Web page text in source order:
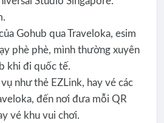
Gohub qua Traveloka, esim
phè phè, mình thường xuyên
khi đi quốc tế.
như thẻ EZLink, hay vé các
đến nơi đưa mỗi QR
vé khu vui chơi.